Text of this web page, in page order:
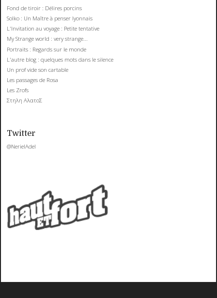
Fond de tiroir : Délires porcins
Solko : Un Maître à penser lyonnais
L'Invitation au voyage : Petite tentative
My Strange world : very strange...
Portraits : Regards sur le monde
L'autre blog : quelques mots dans le silence
Un prof vide son cartable
Les passages de Rosa
Les Zrofs
Στηλη ΑλατοΣ
Twitter
@NerielAdel